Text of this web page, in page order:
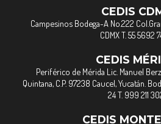
CEDIS
Campesinos Bodega-A No.222
CDMX T. 55 5692
CEDIS
Periférico de Mérida Lic. Manuel
Quintana, C.P. 97238 Caucel, Yucatán.
24 T. 999 211
CEDIS